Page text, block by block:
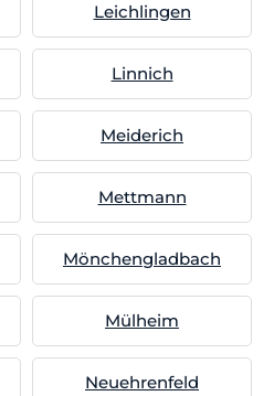
Leichlingen
Linnich
Meiderich
Mettmann
Mönchengladbach
Mülheim
Neuehrenfeld